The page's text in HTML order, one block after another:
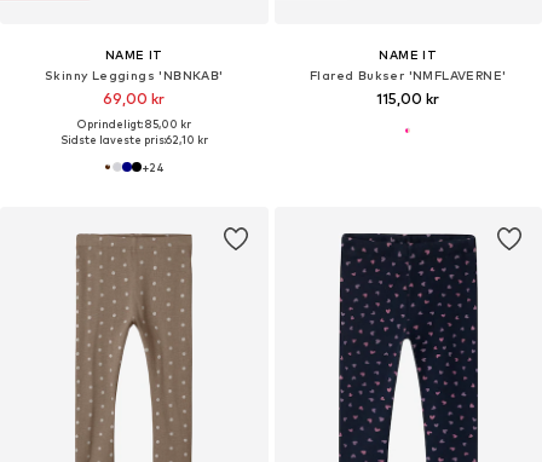
NAME IT
Skinny Leggings 'NBNKAB'
69,00 kr
Oprindeligt: 85,00 kr
Sidste laveste pris:62,10 kr
+24
NAME IT
Flared Bukser 'NMFLAVERNE'
115,00 kr